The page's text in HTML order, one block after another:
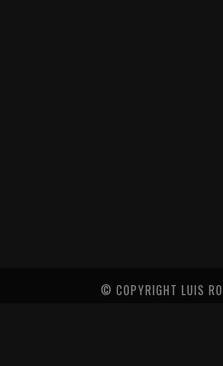
© COPYRIGHT LUIS